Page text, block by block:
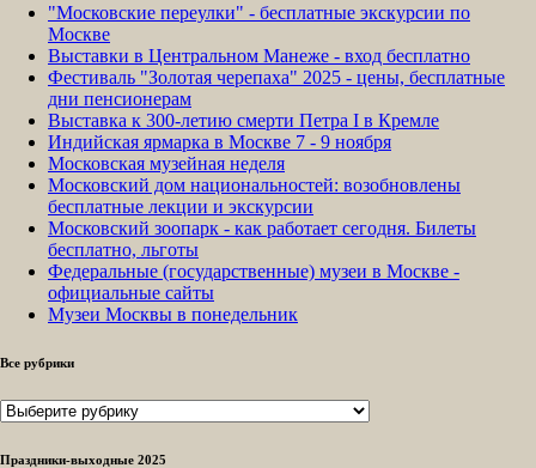
"Московские переулки" - бесплатные экскурсии по
Москве
Выставки в Центральном Манеже - вход бесплатно
Фестиваль "Золотая черепаха" 2025 - цены, бесплатные
дни пенсионерам
Выставка к 300-летию смерти Петра I в Кремле
Индийская ярмарка в Москве 7 - 9 ноября
Московская музейная неделя
Московский дом национальностей: возобновлены
бесплатные лекции и экскурсии
Московский зоопарк - как работает сегодня. Билеты
бесплатно, льготы
Федеральные (государственные) музеи в Москве -
официальные сайты
Музеи Москвы в понедельник
Все рубрики
Все
Праздники-выходные 2025